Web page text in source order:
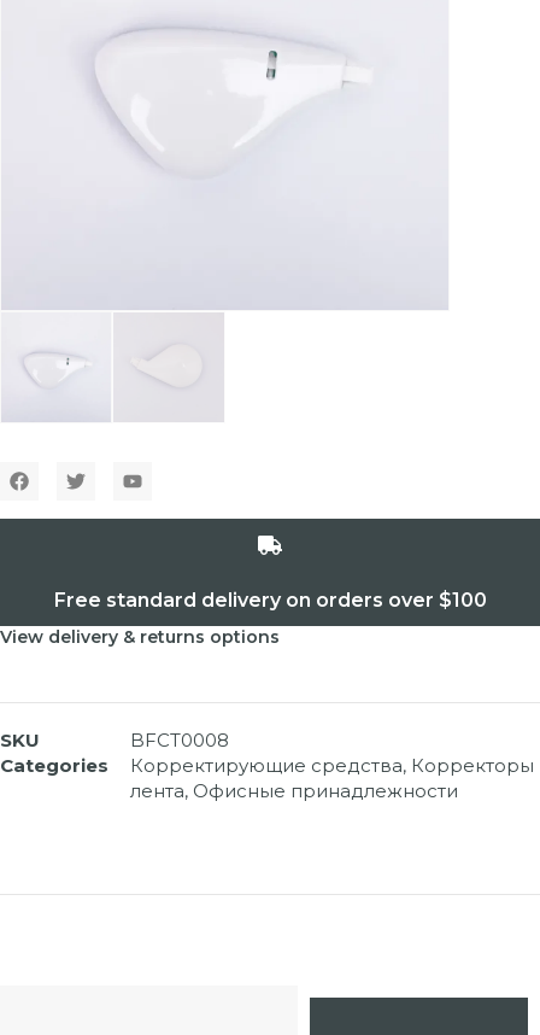
Free standard delivery on orders over $100
View delivery & returns options
SKU
BFCT0008
Categories
Корректирующие средства, Корректоры
лента, Офисные принадлежности